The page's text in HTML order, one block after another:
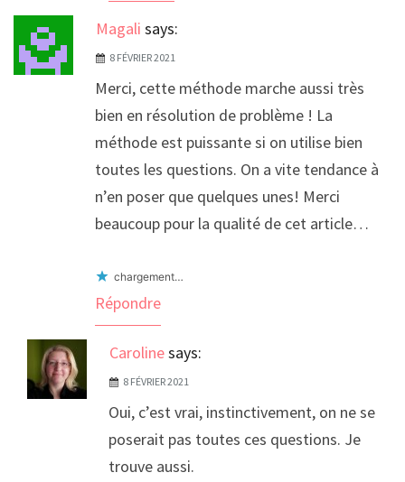
Magali says:
8 FÉVRIER 2021
Merci, cette méthode marche aussi très
bien en résolution de problème ! La
méthode est puissante si on utilise bien
toutes les questions. On a vite tendance à
n’en poser que quelques unes! Merci
beaucoup pour la qualité de cet article…
chargement…
Répondre
Carolinesays:
8 FÉVRIER 2021
Oui, c’est vrai, instinctivement, on ne se
poserait pas toutes ces questions. Je
trouve aussi.